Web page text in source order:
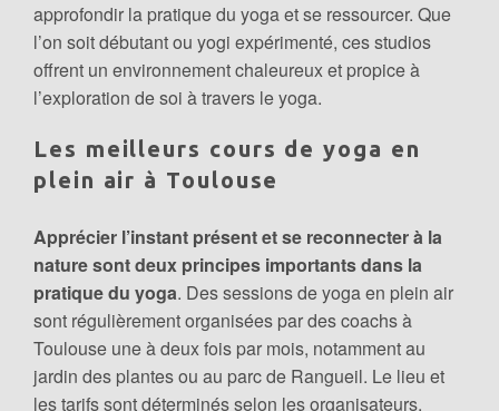
approfondir la pratique du yoga et se ressourcer. Que
l’on soit débutant ou yogi expérimenté, ces studios
offrent un environnement chaleureux et propice à
l’exploration de soi à travers le yoga.
Les meilleurs cours de yoga en
plein air à Toulouse
Apprécier l’instant présent et se reconnecter à la
nature sont deux principes importants dans la
pratique du yoga. Des sessions de yoga en plein air
sont régulièrement organisées par des coachs à
Toulouse une à deux fois par mois, notamment au
jardin des plantes ou au parc de Rangueil. Le lieu et
les tarifs sont déterminés selon les organisateurs.